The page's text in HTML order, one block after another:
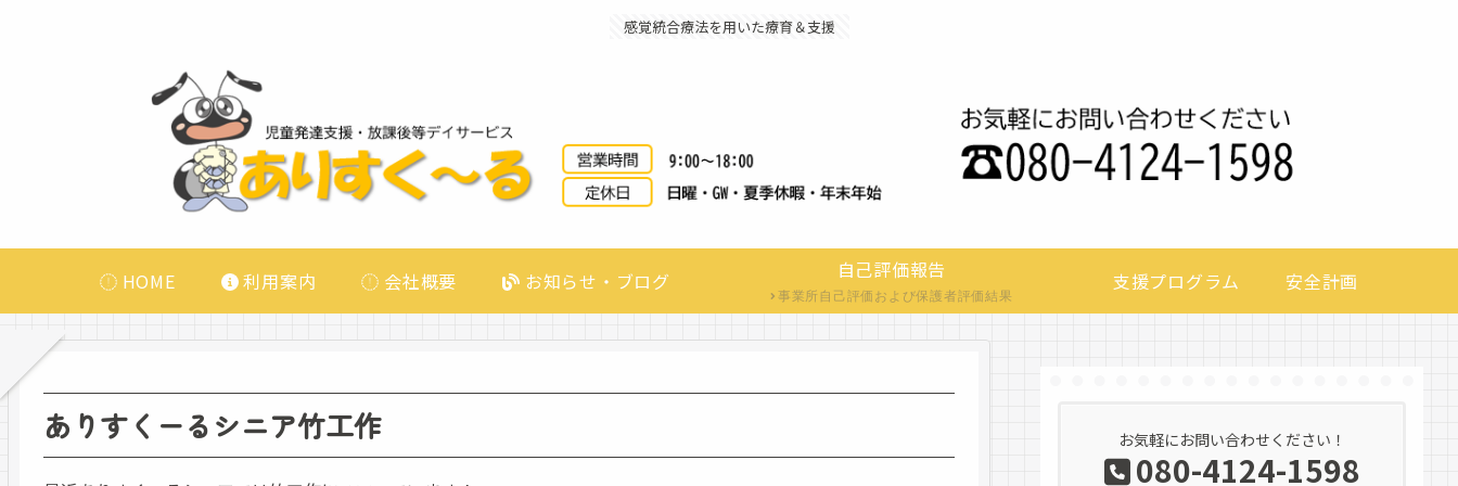
感覚統合療法を用いた療育＆支援
HOME 利用案内 会社概要 お知らせ・ブログ 自己評価報告
事業所自己評価および保護者評価結果
支援プログラム 安全計画
ありすくーるシニア竹工作 お気軽にお問い合わせください！
080-4124-1598